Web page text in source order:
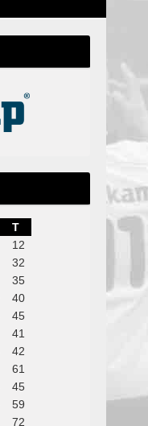
T
12
32
35
40
45
41
42
61
45
59
72